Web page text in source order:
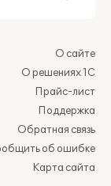
О сайте
О решениях 1С
Прайс-лист
Поддержка
Обратная связь
об ошибке
Карта сайта